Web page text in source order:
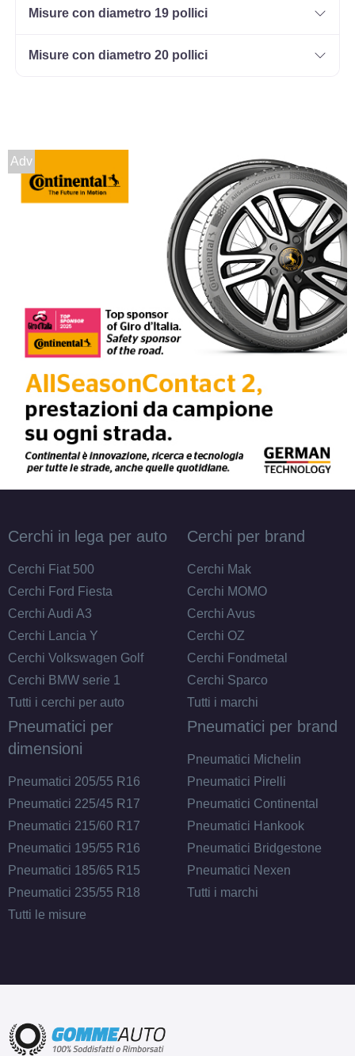
Misure con diametro 19 pollici
Misure con diametro 20 pollici
Adv
Cerchi in lega per auto
Cerchi Fiat 500
Cerchi Ford Fiesta
Cerchi Audi A3
Cerchi Lancia Y
Cerchi Volkswagen Golf
Cerchi BMW serie 1
Tutti i cerchi per auto
Cerchi per brand
Cerchi Mak
Cerchi MOMO
Cerchi Avus
Cerchi OZ
Cerchi Fondmetal
Cerchi Sparco
Tutti i marchi
Pneumatici per
dimensioni
Pneumatici 205/55 R16
Pneumatici 225/45 R17
Pneumatici 215/60 R17
Pneumatici 195/55 R16
Pneumatici 185/65 R15
Pneumatici 235/55 R18
Tutti le misure
Pneumatici per brand
Pneumatici Michelin
Pneumatici Pirelli
Pneumatici Continental
Pneumatici Hankook
Pneumatici Bridgestone
Pneumatici Nexen
Tutti i marchi